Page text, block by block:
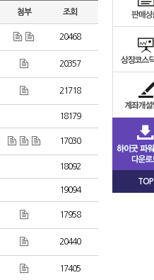
첨부 조회
20468
20357
21718
18179
17030
18092
19094
17958
20440
17405
TOP